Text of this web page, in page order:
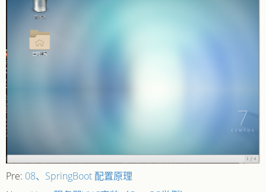
Pre: 08、SpringBoot 配置原理